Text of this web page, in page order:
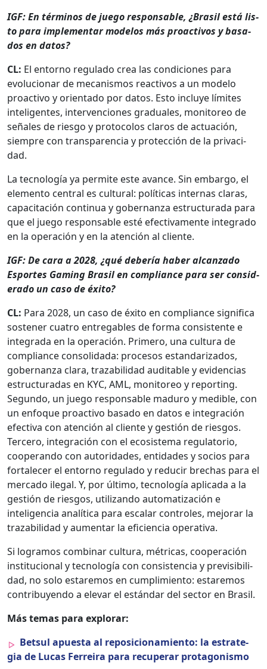
IGF: En tér­mi­nos de juego respon­s­able, ¿Brasil está lis­
to para imple­men­tar mod­e­los más proac­tivos y basa­
dos en datos?
CL: El entorno reg­u­la­do crea las condi­ciones para
evolu­cionar de mecan­is­mos reac­tivos a un mod­e­lo
proac­ti­vo y ori­en­ta­do por datos. Esto incluye límites
inteligentes, inter­ven­ciones grad­uales, mon­i­toreo de
señales de ries­go y pro­to­co­los claros de actuación,
siem­pre con trans­paren­cia y pro­tec­ción de la pri­vaci­
dad.
La tec­nología ya per­mite este avance. Sin embar­go, el
ele­men­to cen­tral es cul­tur­al: políti­cas inter­nas claras,
capac­itación con­tin­ua y gob­er­nan­za estruc­tura­da para
que el juego respon­s­able esté efec­ti­va­mente inte­gra­do
en la operación y en la aten­ción al cliente.
IGF: De cara a 2028, ¿qué debería haber alcan­za­do
Esportes Gam­ing Brasil en com­pli­ance para ser con­sid­
er­a­do un caso de éxi­to?
CL: Para 2028, un caso de éxi­to en com­pli­ance sig­nifi­ca
sosten­er cua­tro entre­gables de for­ma con­sis­tente e
integra­da en la operación. Primero, una cul­tura de
com­pli­ance con­sol­i­da­da: pro­ce­sos estandariza­dos,
gob­er­nan­za clara, traz­abil­i­dad auditable y evi­den­cias
estruc­turadas en KYC, AML, mon­i­toreo y report­ing.
Segun­do, un juego respon­s­able maduro y med­i­ble, con
un enfoque proac­ti­vo basa­do en datos e inte­gración
efec­ti­va con aten­ción al cliente y gestión de ries­gos.
Ter­cero, inte­gración con el eco­sis­tema reg­u­la­to­rio,
cooperan­do con autori­dades, enti­dades y socios para
for­t­ale­cer el entorno reg­u­la­do y reducir bre­chas para el
mer­ca­do ile­gal. Y, por últi­mo, tec­nología apli­ca­da a la
gestión de ries­gos, uti­lizan­do autom­a­ti­zación e
inteligen­cia analíti­ca para escalar con­troles, mejo­rar la
traz­abil­i­dad y aumen­tar la efi­cien­cia oper­a­ti­va.
Si logramos com­bi­nar cul­tura, métri­c­as, coop­eración
insti­tu­cional y tec­nología con con­sis­ten­cia y pre­vis­i­bil­i­
dad, no solo estare­mos en cumplim­ien­to: estare­mos
con­tribuyen­do a ele­var el están­dar del sec­tor en Brasil.
Más temas para explo­rar:
Bet­sul apues­ta al reposi­cionamien­to: la estrate­
gia de Lucas Fer­reira para recu­per­ar pro­tag­o­nis­mo